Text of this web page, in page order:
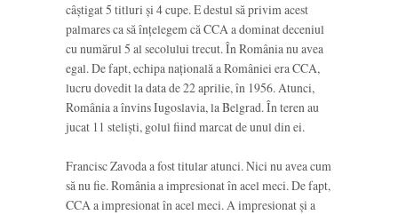
câștigat 5 titluri și 4 cupe. E destul să privim acest
palmares ca să înțelegem că CCA a dominat deceniul
cu numărul 5 al secolului trecut. În România nu avea
egal. De fapt, echipa națională a României era CCA,
lucru dovedit la data de 22 aprilie, în 1956. Atunci,
România a învins Iugoslavia, la Belgrad. În teren au
jucat 11 steliști, golul fiind marcat de unul din ei.
Francisc Zavoda a fost titular atunci. Nici nu avea cum
să nu fie. România a impresionat în acel meci. De fapt,
CCA a impresionat în acel meci. A impresionat și a